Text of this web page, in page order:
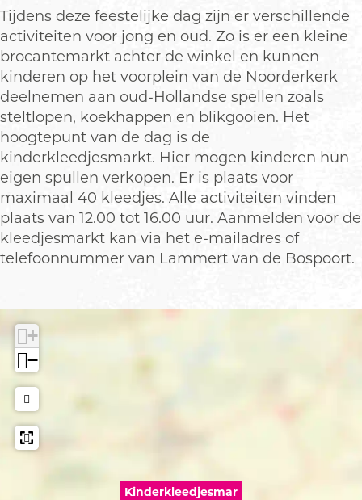
m
a
r
k
e
s
m
a
r
k
t
j
e
s
m
a
r
k
t
m
a
r
k
t
d
j
e
s
m
a
r
k
t
Tijdens deze feestelijke dag zijn er verschillende
activiteiten voor jong en oud. Zo is er een kleine
brocantemarkt achter de winkel en kunnen
kinderen op het voorplein van de Noorderkerk
deelnemen aan oud-Hollandse spellen zoals
steltlopen, koekhappen en blikgooien. Het
hoogtepunt van de dag is de
kinderkleedjesmarkt. Hier mogen kinderen hun
eigen spullen verkopen. Er is plaats voor
maximaal 40 kleedjes. Alle activiteiten vinden
plaats van 12.00 tot 16.00 uur. Aanmelden voor de
kleedjesmarkt kan via het e-mailadres of
telefoonnummer van Lammert van de Bospoort.
Kinderkleedjesmar
+
−